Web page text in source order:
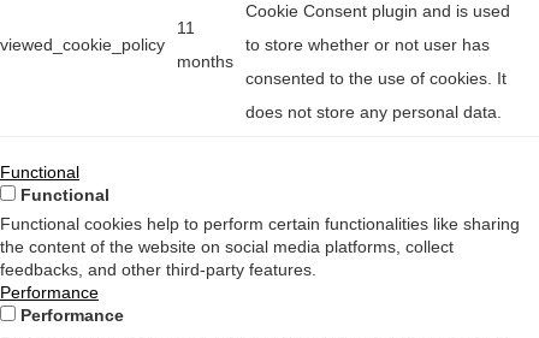
viewed_cookie_policy
11
months
Cookie Consent plugin and is used
to store whether or not user has
consented to the use of cookies. It
does not store any personal data.
Functional
Functional
Functional cookies help to perform certain functionalities like sharing
the content of the website on social media platforms, collect
feedbacks, and other third-party features.
Performance
Performance